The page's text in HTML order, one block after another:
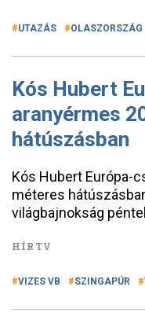
UTAZÁS OLASZORSZÁG
Kós Hubert
aranyérmes
hátúszásban
Kós Hubert Európa-
méteres
világbajnokság
HÍRTV
VIZES VB SZINGAPÚR